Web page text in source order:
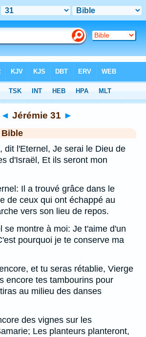
◄ Jérémie 31 ►
dit l'Eternel, Je serai le Dieu de
d'Israël, Et ils seront mon
Il a trouvé grâce dans le
de ceux qui ont échappé au
vers son lieu de repos.
se montre à moi: Je t'aime d'un
pourquoi je te conserve ma
et tu seras rétablie, Vierge
encore tes tambourins pour
au milieu des danses
des vignes sur les
Les planteurs planteront,